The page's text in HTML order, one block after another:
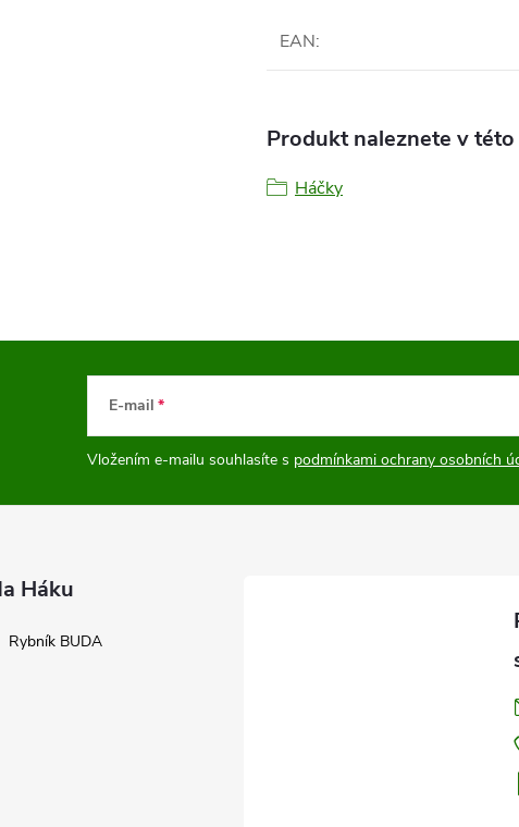
EAN:
Produkt naleznete v
Háčky
E-mail
Vložením e-mailu souhlasíte s podmínkami ochrany osobních
Háku
Rybník BUDA